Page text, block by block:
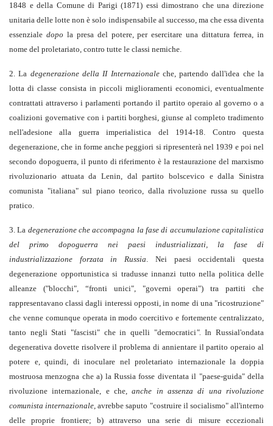
1848 e della Comune di Parigi (1871) essi dimostrano che una direzione
unitaria delle lotte non è solo indispensabile al successo, ma che essa diventa
essenziale dopo la presa del potere, per esercitare una dittatura ferrea, in
nome del proletariato, contro tutte le classi nemiche.
2. La degenerazione della II Internazionaleche, partendo dall'idea che la
lotta di classe consista in piccoli miglioramenti economici, eventualmente
contrattati attraverso i parlamenti portando il partito operaio al governo o a
coalizioni governative con i partiti borghesi, giunse al completo tradimento
nell'adesione alla guerra imperialistica del 1914-18. Contro questa
degenerazione, che in forme anche peggiori si ripresenterà nel 1939 e poi nel
secondo dopoguerra, il punto di riferimento è la restaurazione del marxismo
rivoluzionario attuata da Lenin, dal partito bolscevico e dalla Sinistra
comunista "italiana" sul piano teorico, dalla rivoluzione russa su quello
pratico.
3. La degenerazione che accompagna la fase di accumulazione capitalistica
del primo dopoguerra nei paesi industrializzati, la fase di
industrializzazione forzata in Russia. Nei paesi occidentali questa
degenerazione opportunistica si tradusse innanzi tutto nella politica delle
alleanze ("blocchi", “fronti unici", "governi operai") tra partiti che
rappresentavano classi dagli interessi opposti, in nome di una "ricostruzione"
che venne comunque operata in modo coercitivo e fortemente centralizzato,
tanto negli Stati "fascisti" che in quelli "democratici".In Russial'ondata
degenerativa dovette risolvere il problema di annientare il partito operaio al
potere e, quindi, di inoculare nel proletariato internazionale la doppia
mostruosa menzogna che a) la Russia fosse diventata il "paese-guida" della
rivoluzione internazionale, e che,anche in assenza di una rivoluzione
comunista internazionale, avrebbe saputo "costruire il socialismo" all'interno
delle proprie frontiere; b) attraverso una serie di misure eccezionali